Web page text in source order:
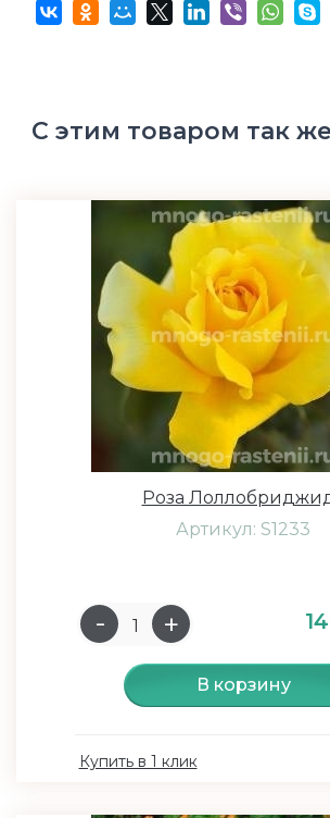
С этим товаром так
Роза
Артикул: S1233
В корзину
Купить в 1 клик